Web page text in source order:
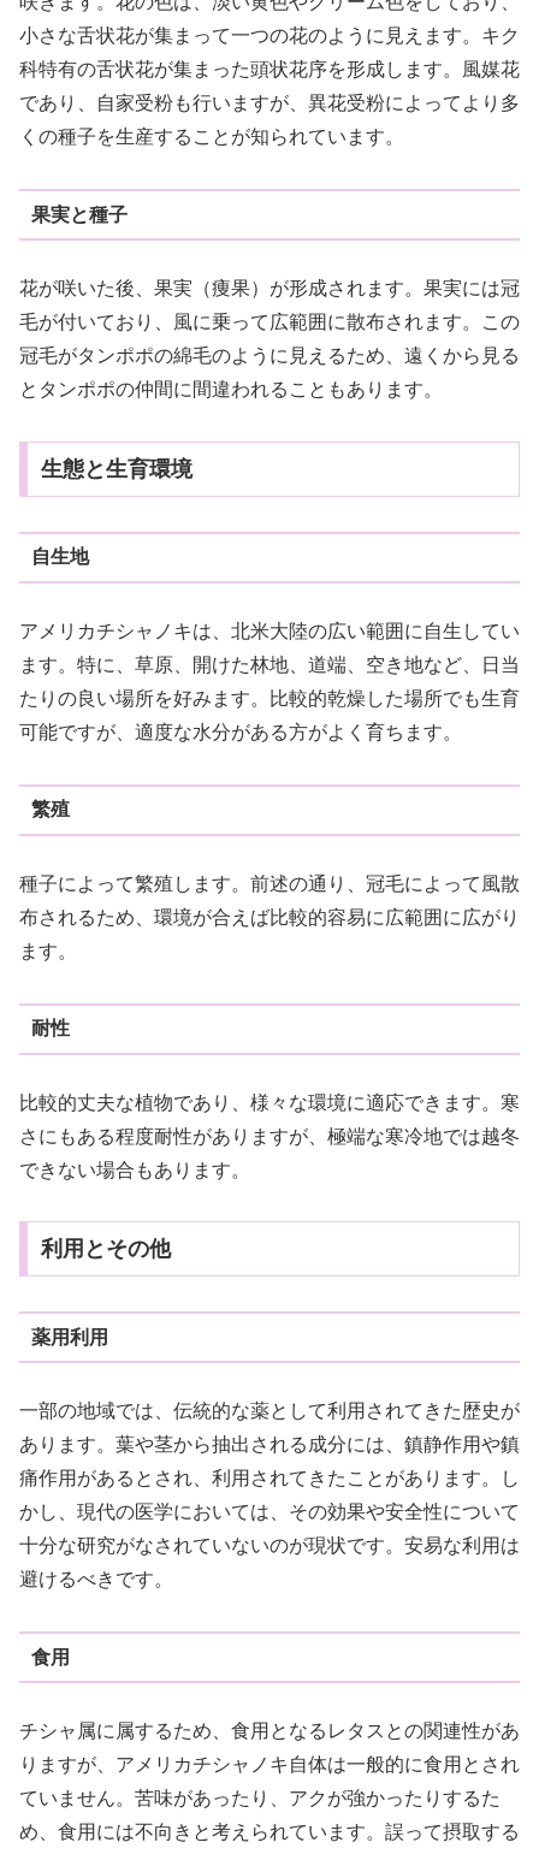
小さな舌状花が集まって一つの花のように見えます。キク
科特有の舌状花が集まった頭状花序を形成します。風媒花
であり、自家受粉も行いますが、異花受粉によってより多
くの種子を生産することが知られています。
果実と種子
花が咲いた後、果実（痩果）が形成されます。果実には冠
毛が付いており、風に乗って広範囲に散布されます。この
冠毛がタンポポの綿毛のように見えるため、遠くから見る
とタンポポの仲間に間違われることもあります。
生態と生育環境
自生地
アメリカチシャノキは、北米大陸の広い範囲に自生してい
ます。特に、草原、開けた林地、道端、空き地など、日当
たりの良い場所を好みます。比較的乾燥した場所でも生育
可能ですが、適度な水分がある方がよく育ちます。
繁殖
種子によって繁殖します。前述の通り、冠毛によって風散
布されるため、環境が合えば比較的容易に広範囲に広がり
ます。
耐性
比較的丈夫な植物であり、様々な環境に適応できます。寒
さにもある程度耐性がありますが、極端な寒冷地では越冬
できない場合もあります。
利用とその他
薬用利用
一部の地域では、伝統的な薬として利用されてきた歴史が
あります。葉や茎から抽出される成分には、鎮静作用や鎮
痛作用があるとされ、利用されてきたことがあります。し
かし、現代の医学においては、その効果や安全性について
十分な研究がなされていないのが現状です。安易な利用は
避けるべきです。
食用
チシャ属に属するため、食用となるレタスとの関連性があ
りますが、アメリカチシャノキ自体は一般的に食用とされ
ていません。苦味があったり、アクが強かったりするた
め、食用には不向きと考えられています。誤って摂取する